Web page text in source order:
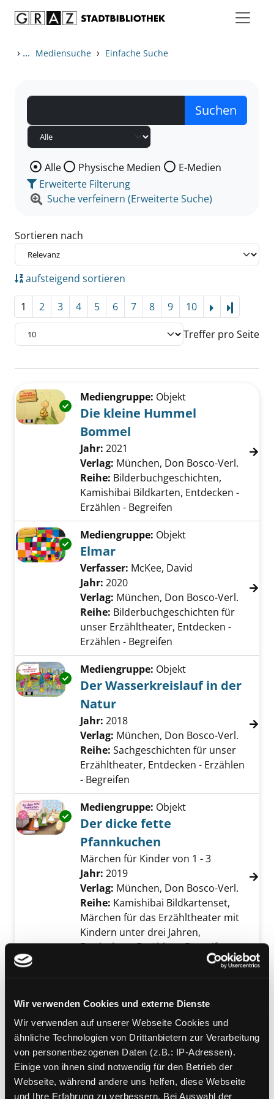
Wir verwenden Cookies und externe Dienste
Wir verwenden auf unserer Webseite Cookies und
ähnliche Technologien von Drittanbietern zur Verarbeitung
von personenbezogenen Daten (z.B.: IP-Adressen).
Einige von ihnen sind notwendig für den Betrieb der
Webseite, während andere uns helfen, diese Webseite
und Ihre Erfahrung zu verbessern. Bei Auswahl der
› ... Mediensuche › Einfache Suche
Wählen Sie die Medienart nach der Sie suchen wollen.
Alle Physische Medien
E-Medien
Erweiterte Filterung
Suche verfeinern (Erweiterte Suche)
Sortieren nach
aufsteigend sortieren
1 2 3 4 5 6 7 8 9 10
Treffer pro Seite
Zu den Suchfiltern springen
Exemplar-Details von Die kleine Hummel
Mediengruppe: Objekt
Die kleine Hummel
Bommel
Suche nach diesem Verfasser
Jahr: 2021
Verlag: München, Don Bosco-Verl.
Reihe: Bilderbuchgeschichten,
Kamishibai Bildkarten, Entdecken -
Erzählen - Begreifen
Exemplar-Details von Elmar anzeigen
Mediengruppe: Objekt
Elmar
Verfasser: McKee, David
Jahr: 2020
Verlag: München, Don Bosco-Verl.
Reihe: Bilderbuchgeschichten für
unser Erzähltheater, Entdecken -
Erzählen - Begreifen
Exemplar-Details von Der Wasserkreislauf
Mediengruppe: Objekt
Der Wasserkreislauf in der
Natur
Suche nach diesem Verfasser
Jahr: 2018
Verlag: München, Don Bosco-Verl.
Reihe: Sachgeschichten für unser
Erzähltheater, Entdecken - Erzählen
- Begreifen
Exemplar-Details von Der dicke fette
Mediengruppe: Objekt
Der dicke fette
Pfannkuchen
Märchen für Kinder von 1 - 3
Suche nach diesem Verfasser
Jahr: 2019
Verlag: München, Don Bosco-Verl.
Reihe: Kamishibai Bildkartenset,
Märchen für das Erzähltheater mit
Kindern unter drei Jahren,
Entdecken - Erzählen - Begreifen
Verfasser:Andersen, Hans Christian
Jahr:2017Verlag:Wien, Don Bosco
Reihe: Bildkarten für unser
Erzähltheater
Exemplar-Details von Wie wir Schmetterling
Mediengruppe:Objekt
Wie wir Schmetterling und